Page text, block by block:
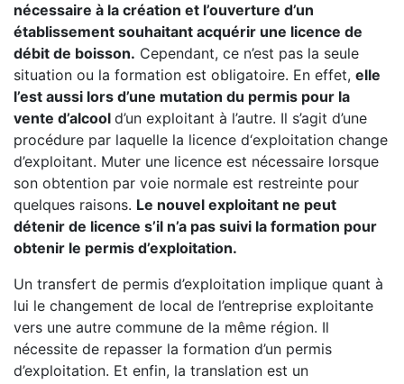
nécessaire à la création et l’ouverture d’un
établissement souhaitant acquérir une licence de
débit de boisson. Cependant, ce n’est pas la seule
situation ou la formation est obligatoire. En effet, elle
l’est aussi lors d’une mutation du permis pour la
vente d’alcool d’un exploitant à l’autre. Il s’agit d’une
procédure par laquelle la licence d‘exploitation change
d’exploitant. Muter une licence est nécessaire lorsque
son obtention par voie normale est restreinte pour
quelques raisons. Le nouvel exploitant ne peut
détenir de licence s’il n’a pas suivi la formation pour
obtenir le permis d’exploitation.
Un transfert de permis d’exploitation implique quant à
lui le changement de local de l’entreprise exploitante
vers une autre commune de la même région. Il
nécessite de repasser la formation d’un permis
d’exploitation. Et enfin, la translation est un